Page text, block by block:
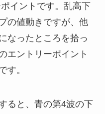
イントです。乱高下
の値動きですが、他
なったところを拾っ
エントリーポイント
す。
ると、青の第4波の下